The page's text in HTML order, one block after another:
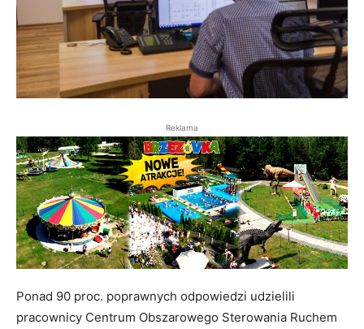
Reklama
Ponad 90 proc. poprawnych odpowiedzi udzielili
pracownicy Centrum Obszarowego Sterowania Ruchem